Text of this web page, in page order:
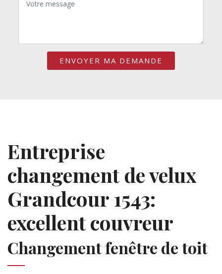
Entreprise
changement de velux
Grandcour 1543:
excellent couvreur
Changement fenêtre de toit